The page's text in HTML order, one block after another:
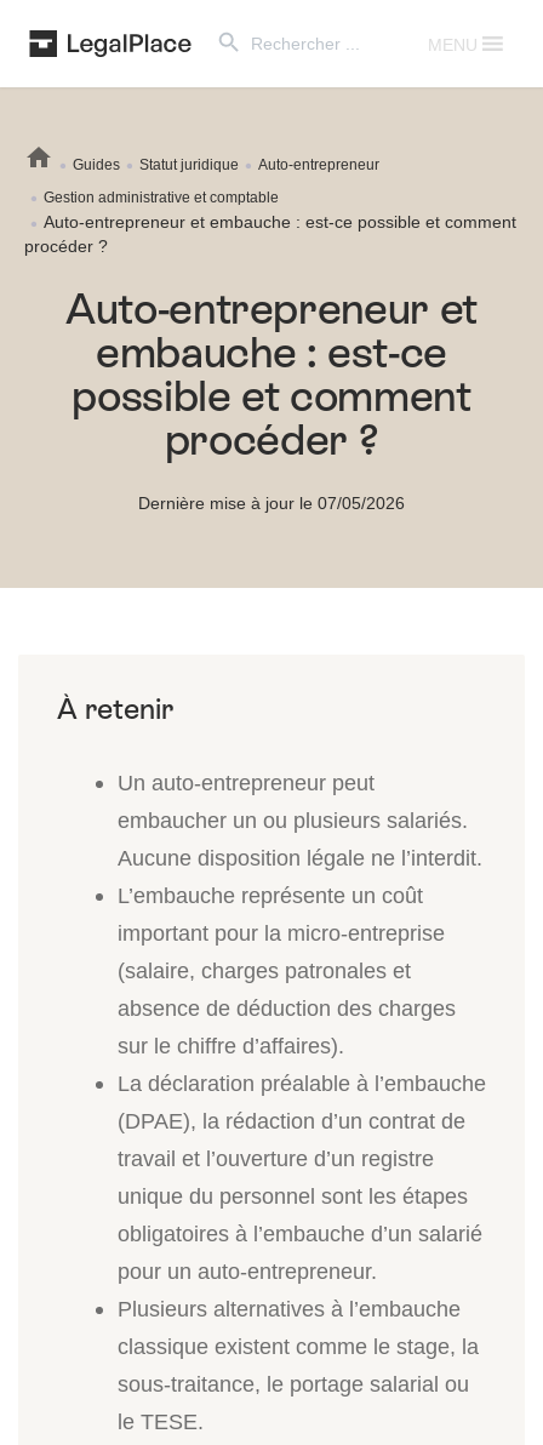
for:
MENU
Guides Statut juridique
Auto-entrepreneur
Gestion administrative et comptable
Auto-entrepreneur et embauche : est-ce possible et comment
procéder ?
Auto-entrepreneur et
embauche : est-ce
possible et comment
procéder ?
Dernière mise à jour le 07/05/2026
Un auto-entrepreneur peut
embaucher un ou plusieurs salariés.
Aucune disposition légale ne l’interdit.
L’embauche représente un coût
important pour la micro-entreprise
(salaire, charges patronales et
absence de déduction des charges
sur le chiffre d’affaires).
La déclaration préalable à l’embauche
(DPAE), la rédaction d’un contrat de
travail et l’ouverture d’un registre
unique du personnel sont les étapes
obligatoires à l’embauche d’un salarié
pour un auto-entrepreneur.
Plusieurs alternatives à l’embauche
classique existent comme le stage, la
sous-traitance, le portage salarial ou
le TESE.